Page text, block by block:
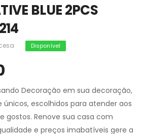
BLUE 2PCS
Disponível
Decoração em sua decoração,
únicos, escolhidos para atender aos
gostos. Renove sua casa com
e preços imabatíveis gere a